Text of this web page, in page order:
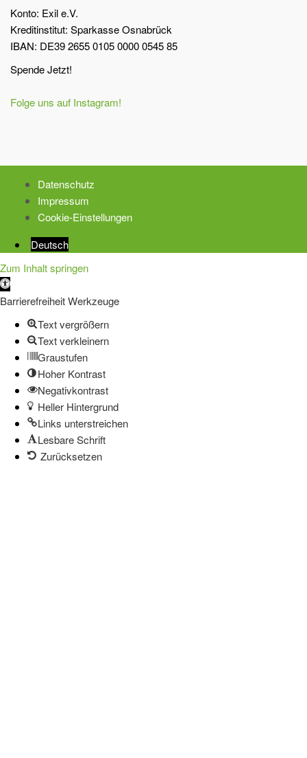
Konto: Exil e.V.
Kreditinstitut: Sparkasse Osnabrück
IBAN: DE39 2655 0105 0000 0545 85
Spende Jetzt!
Folge uns auf Instagram!
Datenschutz
Impressum
Cookie-Einstellungen
Deutsch
Zum Inhalt springen
Werkzeugleiste
öffnen
Barrierefreiheit Werkzeuge
Text vergrößern
Text verkleinern
Graustufen
Hoher Kontrast
Negativkontrast
Heller Hintergrund
Links unterstreichen
Lesbare Schrift
Zurücksetzen